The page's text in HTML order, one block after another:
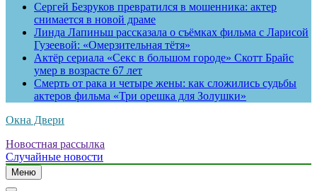
Сергей Безруков превратился в мошенника: актер
снимается в новой драме
Линда Лапиньш рассказала о съёмках фильма с Ларисой
Гузеевой: «Омерзительная тётя»
Актёр сериала «Секс в большом городе» Скотт Брайс
умер в возрасте 67 лет
Смерть от рака и четыре жены: как сложились судьбы
актеров фильма «Три орешка для Золушки»
Окна Двери
Новостная рассылка
Случайные новости
Меню